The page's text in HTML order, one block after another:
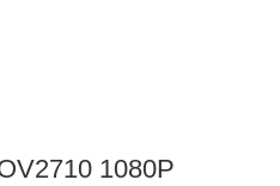
1080P